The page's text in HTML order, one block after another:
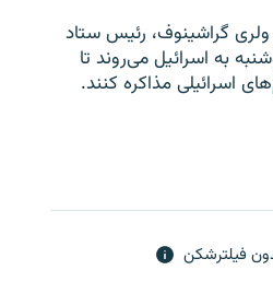
گراشینوف، رئیس ستاد
به اسرائیل می‌روند تا
اسرائیلی مذاکره کنند.
فیلترشکن